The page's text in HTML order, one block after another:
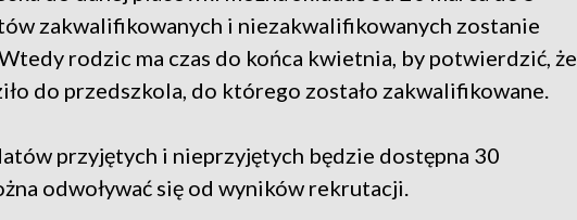
zakwalifikowanych i niezakwalifikowanych zostanie
rodzic ma czas do końca kwietnia, by potwierdzić, że
do przedszkola, do którego zostało zakwalifikowane.
przyjętych i nieprzyjętych będzie dostępna 30
odwoływać się od wyników rekrutacji.